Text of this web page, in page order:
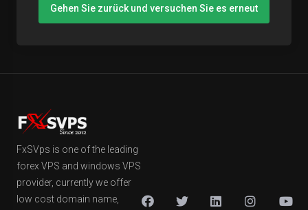
Gehen Sie zurück und versuchen Sie es erneut
FxSVps is one of the leading
forex VPS and windows VPS
provider, currently we offer
low cost domain name,